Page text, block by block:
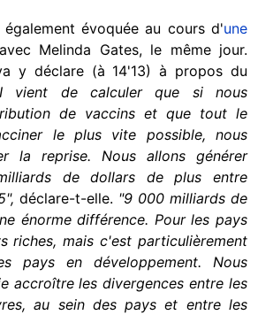
évoquée au cours d'une
avec Melinda Gates, le même jour.
y déclare (à 14'13) à propos du
vient de calculer que si nous
de vaccins et que tout le
le plus vite possible, nous
la reprise. Nous allons générer
de dollars de plus entre
déclare-t-elle. "9 000 milliards de
énorme différence. Pour les pays
riches, mais c'est particulièrement
pays en développement. Nous
accroître les divergences entre les
au sein des pays et entre les